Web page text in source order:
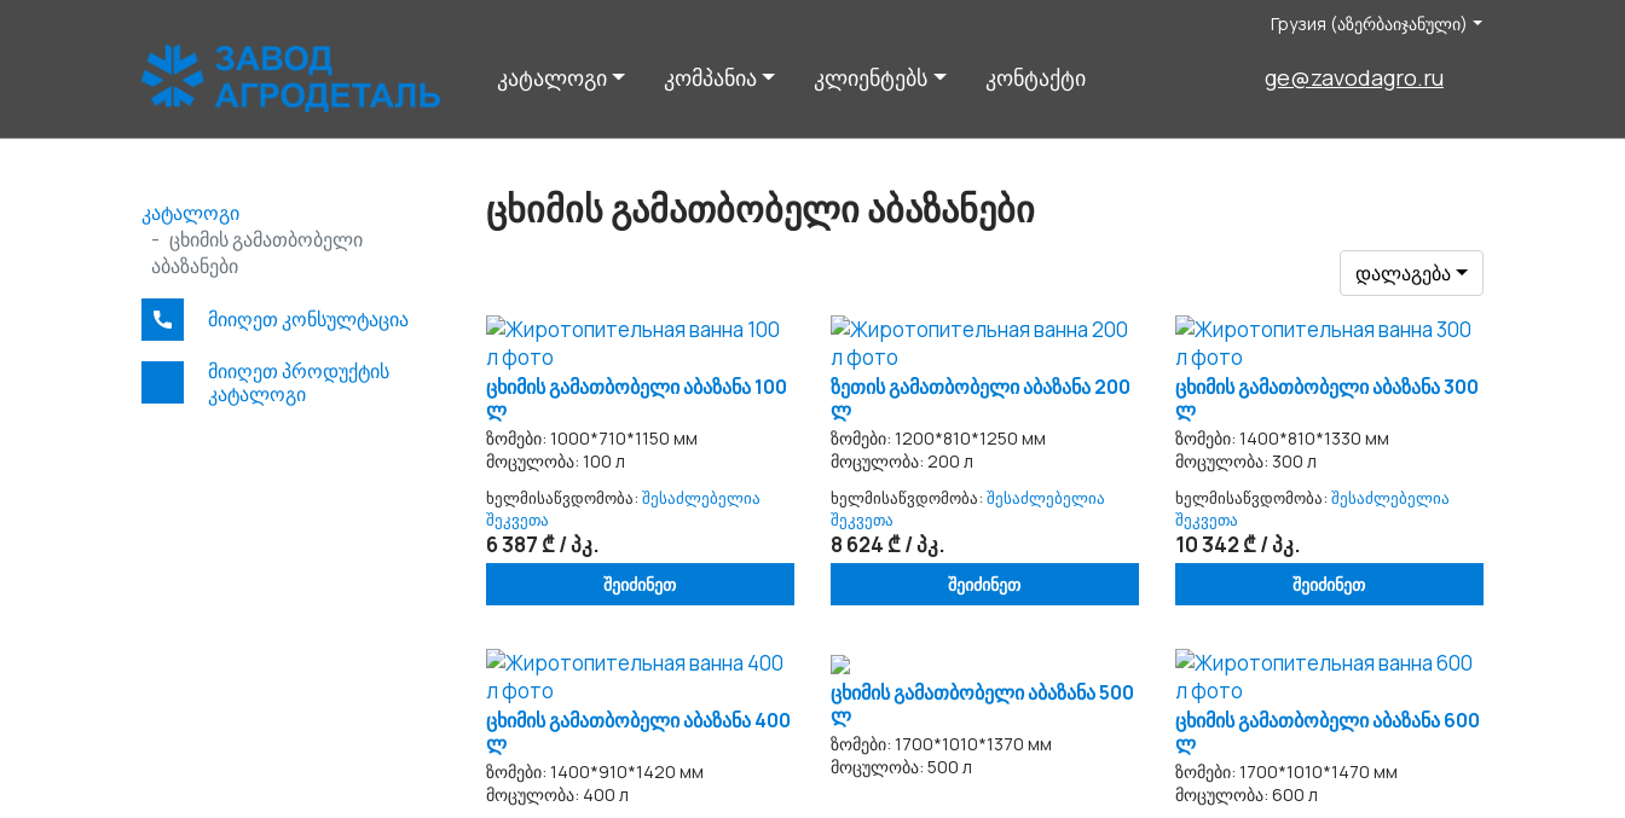
Грузия (აზერბაიჯანული)
კატალოგი კომპანია კლიენტებს კონტაქტი ge@zavodagro.ru
კატალოგი
ცხიმის გამათბობელი
აბაზანები
მიიღეთ კონსულტაცია
მიიღეთ პროდუქტის
კატალოგი
ცხიმის გამათბობელი აბაზანები
დალაგება
ცხიმის გამათბობელი აბაზანა 100
ლ
ზომები: 1000*710*1150 мм
მოცულობა: 100 л
ხელმისაწვდომობა: შესაძლებელია
შეკვეთა
6 387 ₾ / პკ.
შეიძინეთ
ზეთის გამათბობელი აბაზანა 200
ლ
ზომები: 1200*810*1250 мм
მოცულობა: 200 л
ხელმისაწვდომობა: შესაძლებელია
შეკვეთა
8 624 ₾ / პკ.
შეიძინეთ
ცხიმის გამათბობელი აბაზანა 300
ლ
ზომები: 1400*810*1330 мм
მოცულობა: 300 л
ხელმისაწვდომობა: შესაძლებელია
შეკვეთა
10 342 ₾ / პკ.
შეიძინეთ
ცხიმის გამათბობელი აბაზანა 400
ლ
ზომები: 1400*910*1420 мм
მოცულობა: 400 л
ცხიმის გამათბობელი აბაზანა 500
ლ
ზომები: 1700*1010*1370 мм
მოცულობა: 500 л
ცხიმის გამათბობელი აბაზანა 600
ლ
ზომები: 1700*1010*1470 мм
მოცულობა: 600 л